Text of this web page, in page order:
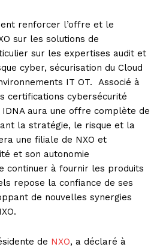
renforcer l’offre et le
sur les solutions de
sur les expertises audit et
cyber, sécurisation du Cloud
IT OT. Associé à
certifications cybersécurité
IDNA aura une offre complète de
la stratégie, le risque et la
une filiale de NXO et
et son autonomie
continuer à fournir les produits
repose la confiance de ses
de nouvelles synergies
de NXO, a déclaré à